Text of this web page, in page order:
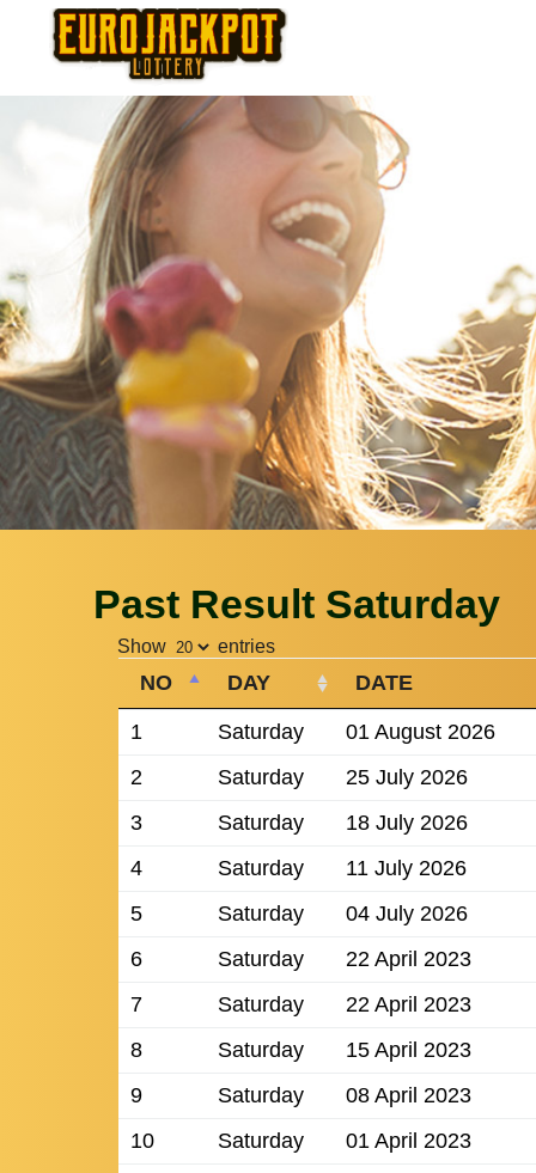
Past Result Saturday
Show entries
NO DAY DATE
1 Saturday
01 August 2026
2
Saturday
25 July 2026
3
Saturday
18 July 2026
4
Saturday
11 July 2026
5
Saturday
04 July 2026
6
Saturday
22 April 2023
7
Saturday
22 April 2023
8
Saturday
15 April 2023
9
Saturday
08 April 2023
10
Saturday
01 April 2023
Thursday